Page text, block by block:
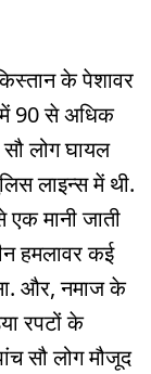
के पेशावर
90 से अधिक
लोग घायल
लाइन्स में थी.
मानी जाती
हमलावर कई
और, नमाज के
रपटों के
सौ लोग मौजूद